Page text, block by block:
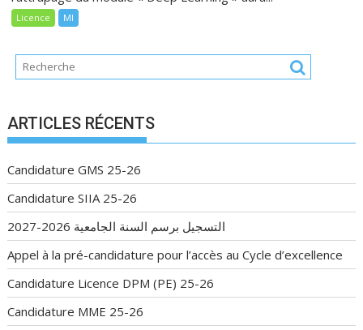
Licence MI
ARTICLES RÉCENTS
Candidature GMS 25-26
Candidature SIIA 25-26
التسجيل برسم السنة الجامعية 2026-2027
Appel à la pré-candidature pour l’accès au Cycle d’excellence
Candidature Licence DPM (PE) 25-26
Candidature MME 25-26